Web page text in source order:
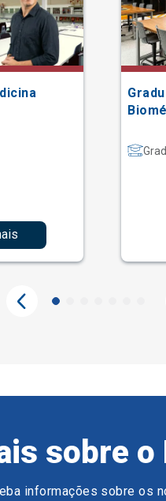
sobre
informações sobre os